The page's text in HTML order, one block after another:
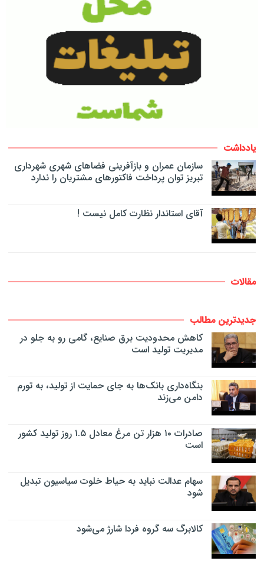
یادداشت
سازمان عمران و بازآفرینی فضاهای شهری شهرداری
تبریز توان پرداخت فاکتورهای مشتریان را ندارد
آقای استاندار نظارت کامل نیست !
مقالات
جدیدترین مطالب
کاهش محدودیت برق صنایع، گامی رو به جلو در
مدیریت تولید است
بنگاه‌داری بانک‌ها به جای حمایت از تولید، به تورم
دامن می‌زند
صادرات ۱۰ هزار تن مرغ معادل ۱.۵ روز تولید کشور
است
سهام عدالت نباید به حیاط خلوت سیاسیون تبدیل
شود
کالابرگ سه گروه فردا شارژ می‌شود